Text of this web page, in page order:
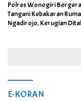
Polres Wonogiri
Tangani Kebakaran
Ngadirojo, Kerugian
E-KORAN